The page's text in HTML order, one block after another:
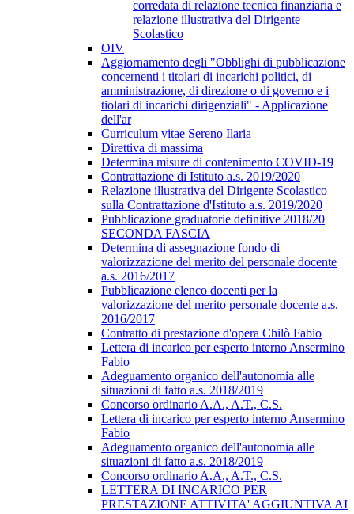
corredata di relazione tecnica finanziaria e
relazione illustrativa del Dirigente
Scolastico
OIV
Aggiornamento degli "Obblighi di pubblicazione
concernenti i titolari di incarichi politici, di
amministrazione, di direzione o di governo e i
tiolari di incarichi dirigenziali" - Applicazione
dell'ar
Curriculum vitae Sereno Ilaria
Direttiva di massima
Determina misure di contenimento COVID-19
Contrattazione di Istituto a.s. 2019/2020
Relazione illustrativa del Dirigente Scolastico
sulla Contrattazione d'Istituto a.s. 2019/2020
Pubblicazione graduatorie definitive 2018/20
SECONDA FASCIA
Determina di assegnazione fondo di
valorizzazione del merito del personale docente
a.s. 2016/2017
Pubblicazione elenco docenti per la
valorizzazione del merito personale docente a.s.
2016/2017
Contratto di prestazione d'opera Chilò Fabio
Lettera di incarico per esperto interno Ansermino
Fabio
Adeguamento organico dell'autonomia alle
situazioni di fatto a.s. 2018/2019
Concorso ordinario A.A., A.T., C.S.
Lettera di incarico per esperto interno Ansermino
Fabio
Adeguamento organico dell'autonomia alle
situazioni di fatto a.s. 2018/2019
Concorso ordinario A.A., A.T., C.S.
LETTERA DI INCARICO PER
PRESTAZIONE ATTIVITA' AGGIUNTIVA AI